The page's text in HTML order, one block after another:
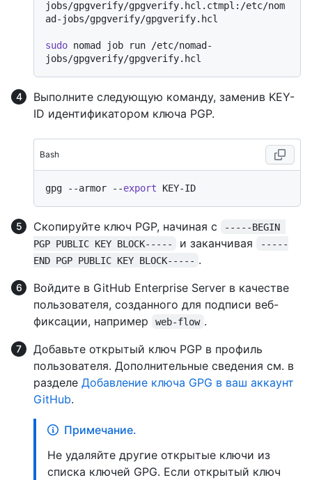
jobs/gpgverify/gpgverify.hcl.ctmpl:/etc/nom
ad-jobs/gpgverify/gpgverify.hcl
sudo nomad job run /etc/nomad-
Выполните следующую команду, заменив KEY-
ID идентификатором ключа PGP.
Bash
gpg --armor --export
Скопируйте ключ PGP, начиная с
-----BEGIN
PGP PUBLIC KEY BLOCK-----
и заканчивая
-----
END PGP PUBLIC KEY BLOCK----- .
Войдите в GitHub Enterprise Server в качестве
пользователя, созданного для подписи веб-
фиксации, например
web-flow .
Добавьте открытый ключ PGP в профиль
пользователя. Дополнительные сведения см. в
разделе Добавление ключа GPG в ваш аккаунт
GitHub.
Примечание.
Не удаляйте другие открытые ключи из
списка ключей GPG. Если открытый ключ